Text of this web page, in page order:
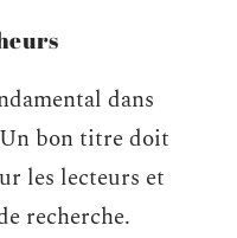
dans
bon titre doit
les lecteurs et
recherche.